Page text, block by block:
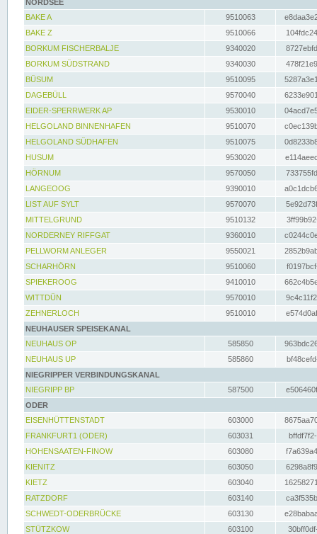
NORDSEE
BAKE A
9510063
BAKE Z
9510066
BORKUM FISCHERBALJE
9340020
BORKUM SÜDSTRAND
9340030
BÜSUM
9510095
DAGEBÜLL
9570040
EIDER-SPERRWERK AP
9530010
HELGOLAND BINNENHAFEN
9510070
HELGOLAND SÜDHAFEN
9510075
HUSUM
9530020
HÖRNUM
9570050
LANGEOOG
9390010
LIST AUF SYLT
9570070
MITTELGRUND
9510132
NORDERNEY RIFFGAT
9360010
PELLWORM ANLEGER
9550021
SCHARHÖRN
9510060
SPIEKEROOG
9410010
WITTDÜN
9570010
ZEHNERLOCH
9510010
NEUHAUSER SPEISEKANAL
NEUHAUS OP
585850
NEUHAUS UP
585860
NIEGRIPPER VERBINDUNGSKANAL
NIEGRIPP BP
587500
ODER
EISENHÜTTENSTADT
603000
FRANKFURT1 (ODER)
603031
HOHENSAATEN-FINOW
603080
KIENITZ
603050
KIETZ
603040
RATZDORF
603140
SCHWEDT-ODERBRÜCKE
603130
STÜTZKOW
603100